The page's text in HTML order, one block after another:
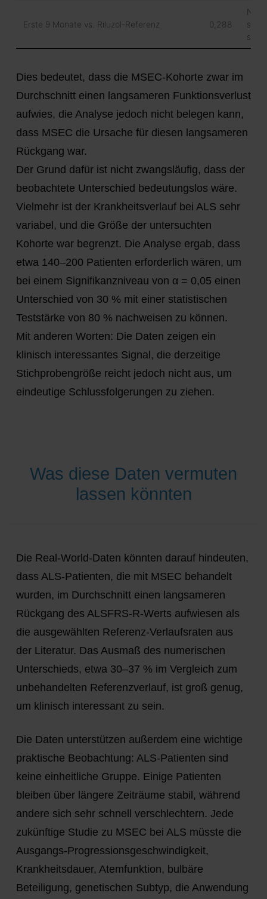
Erste 9 Monate vs. Riluzol-Referenz 0,288
Nicht
Dies bedeutet, dass die MSEC-Kohorte zwar im
Durchschnitt einen langsameren Funktionsverlust
aufwies, die Analyse jedoch nicht belegen kann,
dass MSEC die Ursache für diesen langsameren
Rückgang war.
Der Grund dafür ist nicht zwangsläufig, dass der
beobachtete Unterschied bedeutungslos wäre.
Vielmehr ist der Krankheitsverlauf bei ALS sehr
variabel, und die Größe der untersuchten
Kohorte war begrenzt. Die Analyse ergab, dass
etwa 140–200 Patienten erforderlich wären, um
bei einem Signifikanzniveau von α = 0,05 einen
Unterschied von 30 % mit einer statistischen
Teststärke von 80 % nachweisen zu können.
Mit anderen Worten: Die Daten zeigen ein
klinisch interessantes Signal, die derzeitige
Stichprobengröße reicht jedoch nicht aus, um
eindeutige Schlussfolgerungen zu ziehen.
Was diese Daten vermuten
lassen könnten
Die Real-World-Daten könnten darauf hindeuten,
dass ALS-Patienten, die mit MSEC behandelt
wurden, im Durchschnitt einen langsameren
Rückgang des ALSFRS-R-Werts aufwiesen als
die ausgewählten Referenz-Verlaufsraten aus
der Literatur. Das Ausmaß des numerischen
Unterschieds, etwa 30–37 % im Vergleich zum
unbehandelten Referenzverlauf, ist groß genug,
um klinisch interessant zu sein.
Die Daten unterstützen außerdem eine wichtige
praktische Beobachtung: ALS-Patienten sind
keine einheitliche Gruppe. Einige Patienten
bleiben über längere Zeiträume stabil, während
andere sich sehr schnell verschlechtern. Jede
zukünftige Studie zu MSEC bei ALS müsste die
Ausgangs-Progressionsgeschwindigkeit,
Krankheitsdauer, Atemfunktion, bulbäre
Beteiligung, genetischen Subtyp, die Anwendung